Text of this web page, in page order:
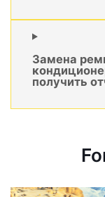
Замена
получить